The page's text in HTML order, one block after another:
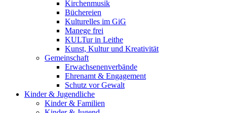
Kirchenmusik
Büchereien
Kulturelles im GiG
Manege frei
KULTur in Leithe
Kunst, Kultur und Kreativität
Gemeinschaft
Erwachsenenverbände
Ehrenamt & Engagement
Schutz vor Gewalt
Kinder & Jugendliche
Kinder & Familien